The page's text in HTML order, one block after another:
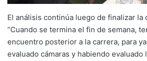
El análisis continúa luego de finalizar la
“Cuando se termina el fin de semana,
encuentro posterior a la carrera, para
evaluado cámaras y habiendo evaluado